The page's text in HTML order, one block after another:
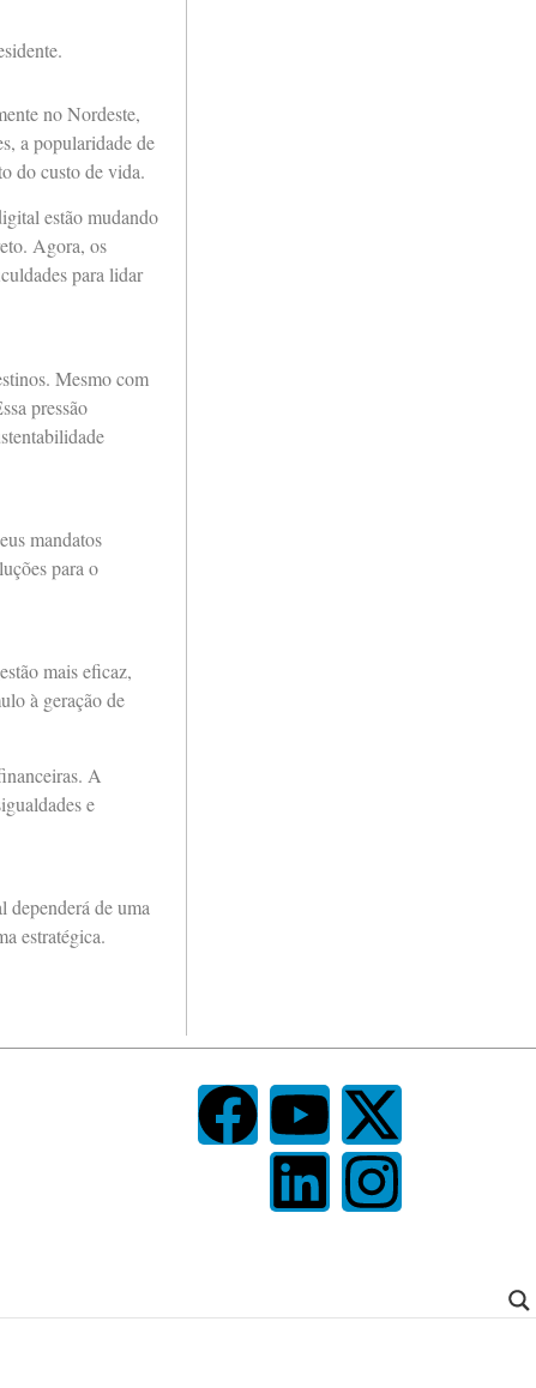
no Nordeste,
a popularidade de
do custo de vida.
estão mudando
Agora, os
para lidar
Mesmo com
pressão
mandatos
para o
mais eficaz,
à geração de
A
e
dependerá de uma
estratégica.